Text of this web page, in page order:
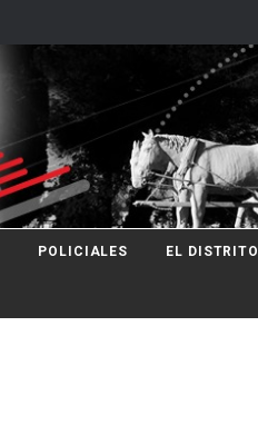
POLICIALES EL DISTRITO